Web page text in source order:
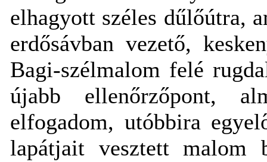
elhagyott széles dűlőútra,
erdősávban vezető,
Bagi-szélmalom felé
újabb ellenőrzőpont,
elfogadom, utóbbira
lapátjait vesztett malom